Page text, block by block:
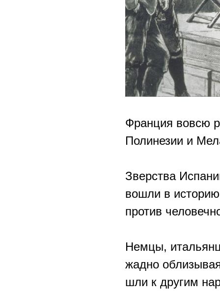
Франция вовсю
Полинезии и
Зверства
вошли в
против
Немцы,
жадно
шли к другим